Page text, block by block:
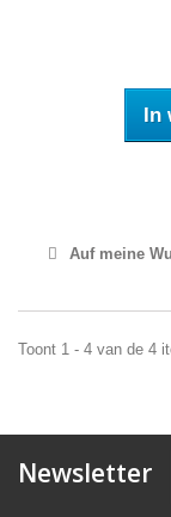
In
Auf meine
Toont 1 - 4 van de 4
Newsletter